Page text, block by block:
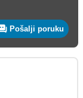
Pošalji poruku